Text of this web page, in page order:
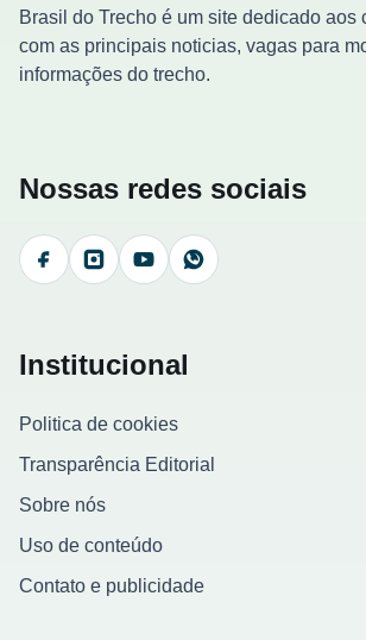
Brasil do Trecho é um site dedicado aos
com as principais noticias, vagas para
informações do trecho.
Nossas redes sociais
FacebookInstagramYouTubeWhatsApp
Institucional
Politica de cookies
Transparência Editorial
Sobre nós
Uso de conteúdo
Contato e publicidade